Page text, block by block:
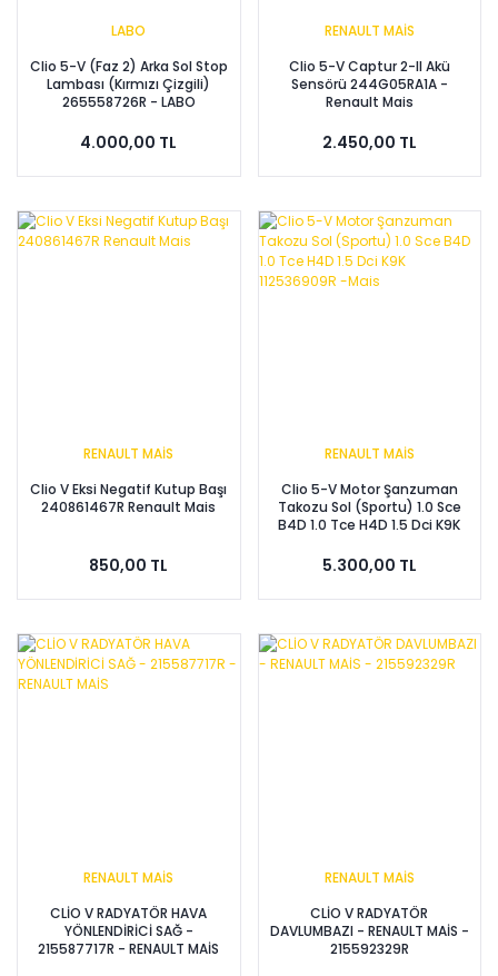
LABO
Clio 5-V (Faz 2) Arka Sol Stop
Lambası (Kırmızı Çizgili)
265558726R - LABO
4.000,00 TL
RENAULT MAİS
Clio 5-V Captur 2-II Akü
Sensörü 244G05RA1A -
Renault Mais
2.450,00 TL
RENAULT MAİS
Clio V Eksi Negatif Kutup Başı
240861467R Renault Mais
850,00 TL
RENAULT MAİS
Clio 5-V Motor Şanzuman
Takozu Sol (Sportu) 1.0 Sce
B4D 1.0 Tce H4D 1.5 Dci K9K
5.300,00 TL
RENAULT MAİS
CLİO V RADYATÖR HAVA
YÖNLENDİRİCİ SAĞ -
215587717R - RENAULT MAİS
RENAULT MAİS
CLİO V RADYATÖR
DAVLUMBAZI - RENAULT MAİS -
215592329R